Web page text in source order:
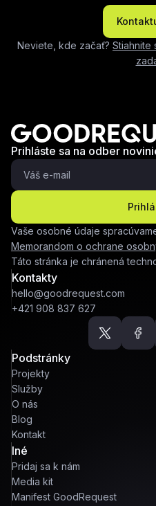
Neviete, kde začať? Stiahnite
Prihláste sa na odber
Vaše osobné údaje
Memorandom o ochrane
Táto stránka je chránená
Kontakty
hello@goodrequest.com
+421 908 837 627
Podstránky
Projekty
Služby
O nás
Blog
Kontakt
Iné
Pridaj sa k nám
Media kit
Manifest GoodRequest